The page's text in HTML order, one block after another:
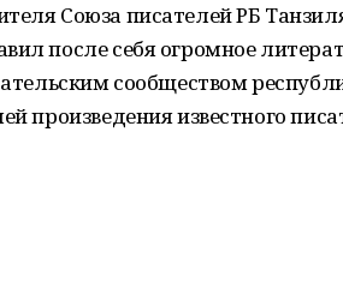
Союза писателей РБ
после себя огромное
сообществом
произведения известного